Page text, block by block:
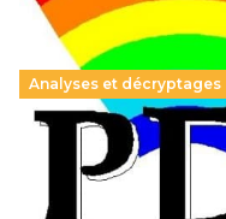
Analyses et décryptages
Hongrie : du
éducatives, aussi !
25 juin 2026